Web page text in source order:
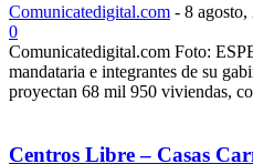
Comunicatedigital.com - 8 agosto,
0
Comunicatedigital.com Foto:
mandataria e integrantes de su
proyectan 68 mil 950 viviendas,
Centros Libre – Casas